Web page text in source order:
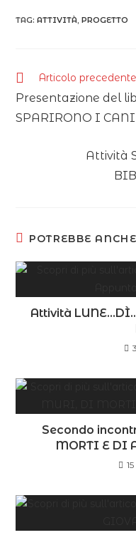
TAG:ATTIVITÀ, PROGETTO
Articolo precedente
Presentazione del
SPARIRONO I CANI
Attività
POTREBBE
Attività
Secondo
MORTI E DI